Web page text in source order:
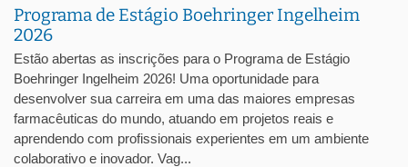
Programa de Estágio Boehringer Ingelheim
2026
Estão abertas as inscrições para o Programa de Estágio
Boehringer Ingelheim 2026! Uma oportunidade para
desenvolver sua carreira em uma das maiores empresas
farmacêuticas do mundo, atuando em projetos reais e
aprendendo com profissionais experientes em um ambiente
colaborativo e inovador. Vag...